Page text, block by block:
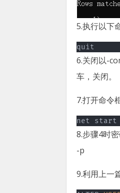
5.执行以下
quit
6.关闭以-
车，关闭。
7.打开命令
net start
8.步骤4时
-p
9.利用上一